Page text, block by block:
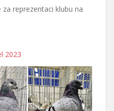
reprezentaci klubu na
2023